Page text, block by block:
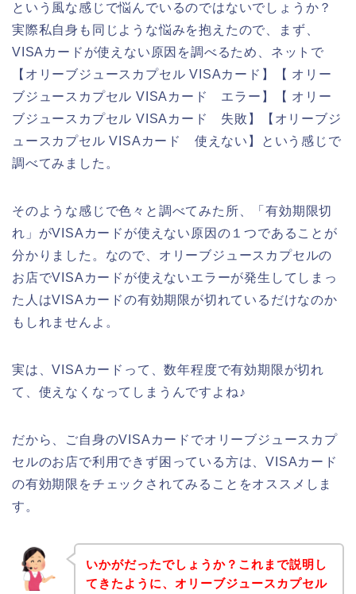
という風な感じで悩んでいるのではないでしょうか？
実際私自身も同じような悩みを抱えたので、まず、
VISAカードが使えない原因を調べるため、ネットで
【オリーブジュースカプセル VISAカード】【 オリー
ブジュースカプセル VISAカード エラー】【 オリー
ブジュースカプセル VISAカード 失敗】【オリーブジ
ュースカプセル VISAカード 使えない】という感じで
調べてみました。
そのような感じで色々と調べてみた所、「有効期限切
れ」がVISAカードが使えない原因の１つであることが
分かりました。なので、オリーブジュースカプセルの
お店でVISAカードが使えないエラーが発生してしまっ
た人はVISAカードの有効期限が切れているだけなのか
もしれませんよ。
実は、VISAカードって、数年程度で有効期限が切れ
て、使えなくなってしまうんですよね♪
だから、ご自身のVISAカードでオリーブジュースカプ
セルのお店で利用できず困っている方は、VISAカード
の有効期限をチェックされてみることをオススメしま
す。
いかがだったでしょうか？これまで説明し
てきたように、オリーブジュースカプセル